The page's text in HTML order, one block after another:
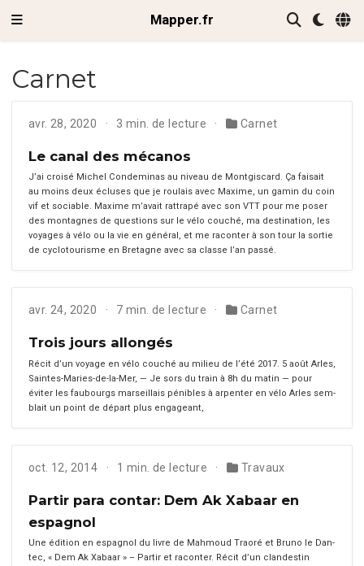
Mapper.fr
Carnet
avr. 28, 2020 3 min. de lecture Carnet
Le canal des mécanos
J’ai croisé Michel Condeminas au niveau de Montgiscard. Ça faisait
au moins deux écluses que je roulais avec Maxime, un gamin du coin
vif et sociable. Maxime m’avait rat­trapé avec son VTT pour me pos­er
des mon­tagnes de ques­tions sur le vélo couché, ma des­ti­na­tion, les
voy­ages à vélo ou la vie en général, et me racon­ter à son tour la sor­tie
de cyclo­tourisme en Bre­tagne avec sa classe l’an passé.
avr. 24, 2020 7 min. de lecture Carnet
Trois jours allongés
Récit d’un voyage en vélo couché au milieu de l’été 2017. 5 août Arles,
Saintes-Maries-de-la-Mer, — Je sors du train à 8h du matin — pour
éviter les faubourgs mar­seil­lais pénibles à arpen­ter en vélo Arles sem­
blait un point de départ plus engageant,
oct. 12, 2014 1 min. de lecture Travaux
Partir para contar: Dem Ak Xabaar en
espagnol
Une édi­tion en espag­nol du livre de Mah­moud Tra­oré et Bruno le Dan­
tec, « Dem Ak Xabaar » – Partir et raconter. Réc­it d’un clan­des­tin